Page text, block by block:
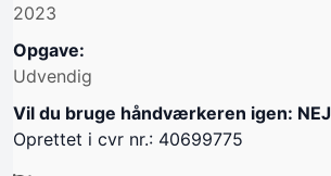
2023
Opgave:
Udvendig
Vil du bruge håndværkeren igen: NEJ
Oprettet i cvr nr.: 40699775